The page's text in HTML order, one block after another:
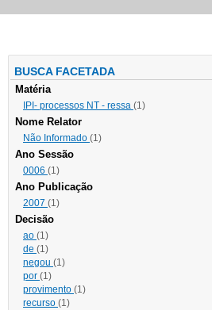
BUSCA FACETADA
Matéria
IPI- processos NT - ressa (1)
Nome Relator
Não Informado (1)
Ano Sessão
0006 (1)
Ano Publicação
2007 (1)
Decisão
ao (1)
de (1)
negou (1)
por (1)
provimento (1)
recurso (1)